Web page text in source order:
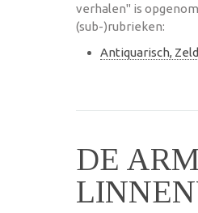
verhalen" is
(sub-)rubrieken:
Antiquarisch,
DE